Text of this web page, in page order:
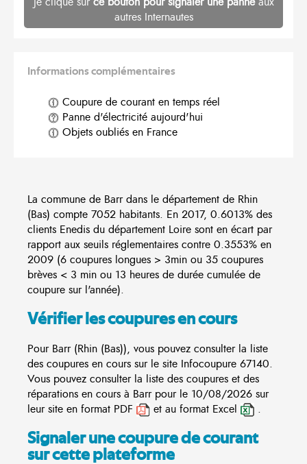
autres Internautes
Informations complémentaires
Coupure de courant en temps réel
Panne d'électricité aujourd'hui
Objets oubliés en France
La commune de Barr dans le département de Rhin
(Bas) compte 7052 habitants. En 2017, 0.6013% des
clients Enedis du département Loire sont en écart par
rapport aux seuils réglementaires contre 0.3553% en
2009 (6 coupures longues > 3min ou 35 coupures
brèves < 3 min ou 13 heures de durée cumulée de
coupure sur l'année).
Vérifier les coupures en cours
Pour Barr (Rhin (Bas)), vous pouvez consulter la liste
des coupures en cours sur le site Infocoupure 67140.
Vous pouvez consulter la liste des coupures et des
réparations en cours à Barr pour le 10/08/2026 sur
leur site en format PDF
et au format Excel .
Signaler une coupure de courant
sur cette plateforme